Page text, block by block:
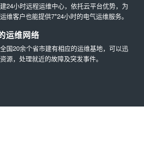
24小时远程运维中心，依托云平台优势，为
维客户也能提供7*24小时的电气运维服务。
运维网络
国20余个省市建有相应的运维基地，可以迅
源，处理就近的故障及突发事件。